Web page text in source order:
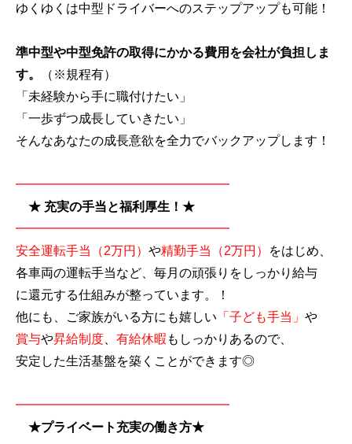
ゆくゆくは中型ドライバーへのステップアップも可能！
準中型や中型免許の取得にかかる費用を会社が負担しま
す。
（※規程有）
「未経験から手に職付けたい」
「一歩ずつ成長していきたい」
そんなあなたの成長意欲を全力でバックアップします！
━━━━━━━━━━━━━━━━━
★ 充実の手当と福利厚生！★
━━━━━━━━━━━━━━━━━
安全運転手当（2万円） や精勤手当（2万円）
をはじめ、
各車両の運転手当など、毎月の頑張りをしっかり給与
に還元する仕組みが整っています。！
他にも、ご家族がいる方にも嬉しい 「子ども手当」 や
賞与や昇給制度 有給休暇 もしっかりあるので、
安定した生活基盤を築くことができます◎
━━━━━━━━━━━━━━━━━
★プライベート充実の働き方★